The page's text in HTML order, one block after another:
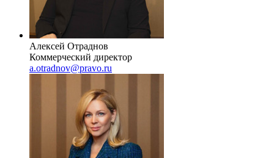
Алексей Отраднов
Коммерческий директор
a.otradnov@pravo.ru